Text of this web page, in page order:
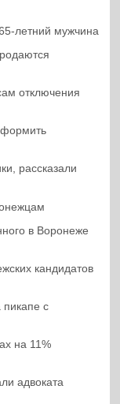
летний мужчина
отключения
рассказали
в Воронеже
кандидатов
с
на 11%
адвоката